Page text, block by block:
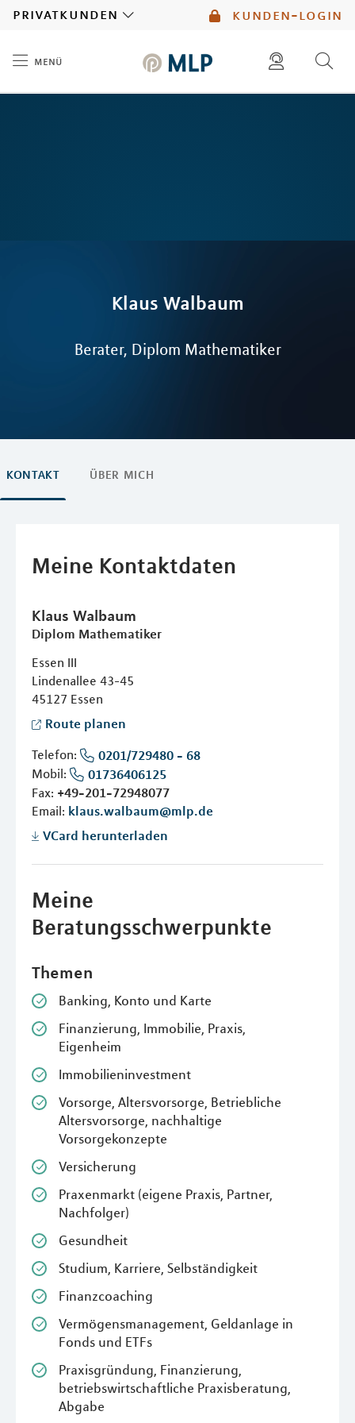
kunden-login
privatkunden
menü
Klaus Walbaum
Berater, Diplom Mathematiker
KONTAKT ÜBER MICH
Meine Kontaktdaten
Klaus Walbaum
Diplom Mathematiker
Essen III
Lindenallee 43-45
45127 Essen
Route planen
Telefon:
0201/729480 - 68
Mobil:
01736406125
Fax: +49-201-72948077
Email: klaus.walbaum@mlp.de
VCard herunterladen
Meine
Beratungsschwerpunkte
Themen
Banking, Konto und Karte
Finanzierung, Immobilie, Praxis,
Eigenheim
Immobilieninvestment
Vorsorge, Altersvorsorge, Betriebliche
Altersvorsorge, nachhaltige
Vorsorgekonzepte
Versicherung
Praxenmarkt (eigene Praxis, Partner,
Nachfolger)
Gesundheit
Studium, Karriere, Selbständigkeit
Finanzcoaching
Vermögensmanagement, Geldanlage in
Fonds und ETFs
Praxisgründung, Finanzierung,
betriebswirtschaftliche Praxisberatung,
Abgabe